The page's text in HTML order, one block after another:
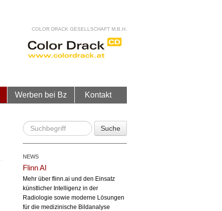
COLOR DRACK GESELLSCHAFT M.B.H.
Werben bei Bz Kontakt
Suche
NEWS
Flinn AI
Mehr über flinn.ai und den Einsatz
künstlicher Intelligenz in der
Radiologie sowie moderne Lösungen
für die medizinische Bildanalyse